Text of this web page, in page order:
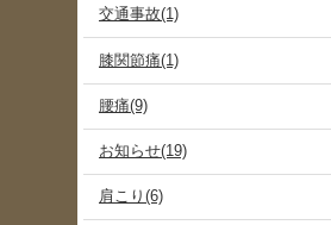
交通事故(1)
膝関節痛(1)
腰痛(9)
お知らせ(19)
肩こり(6)